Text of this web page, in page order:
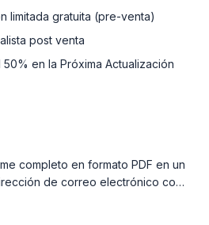
limitada gratuita (pre-venta)
post venta
en la Próxima Actualización
completo en formato PDF en un
de correo electrónico con